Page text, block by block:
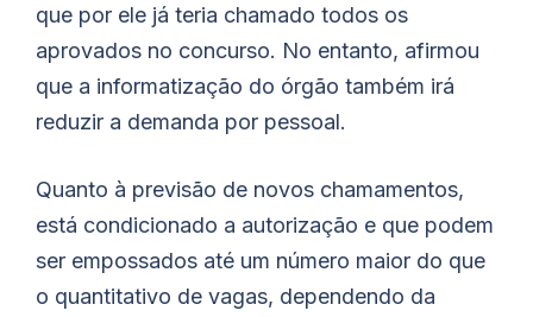
que por ele já teria chamado todos os
aprovados no concurso. No entanto, afirmou
que a informatização do órgão também irá
reduzir a demanda por pessoal.
Quanto à previsão de novos chamamentos,
está condicionado a autorização e que podem
ser empossados até um número maior do que
o quantitativo de vagas, dependendo da